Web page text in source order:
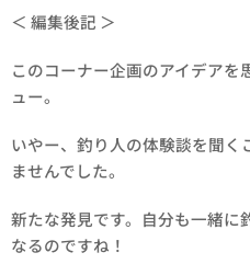
＜ 編集後記 ＞
このコーナー企画のアイデアを
ュー。
いやー、釣り人の体験談を聞
ませんでした。
新たな発見です。自分も一緒に
なるのですね！